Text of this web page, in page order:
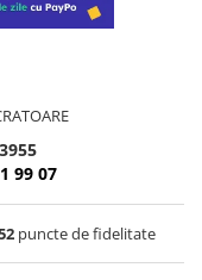
99 07
puncte de fidelitate